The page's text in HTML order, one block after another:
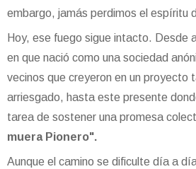
embargo, jamás perdimos el espíritu
Hoy, ese fuego sigue intacto. Desde
en que nació como una sociedad
vecinos que creyeron en un proyecto
arriesgado, hasta este presente
tarea de sostener una promesa
muera Pionero".
Aunque el camino se dificulte día a